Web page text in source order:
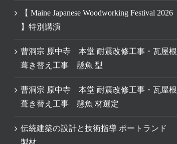
【 Maine Japanese Woodworking Festival 2026
】特別講演
曹洞宗 原中寺 本堂 耐震改修工事・瓦屋根
葺き替え工事 懸魚 型
曹洞宗 原中寺 本堂 耐震改修工事・瓦屋根
葺き替え工事 懸魚 材選定
伝統建築の設計と技術指導 ポートランド
製材